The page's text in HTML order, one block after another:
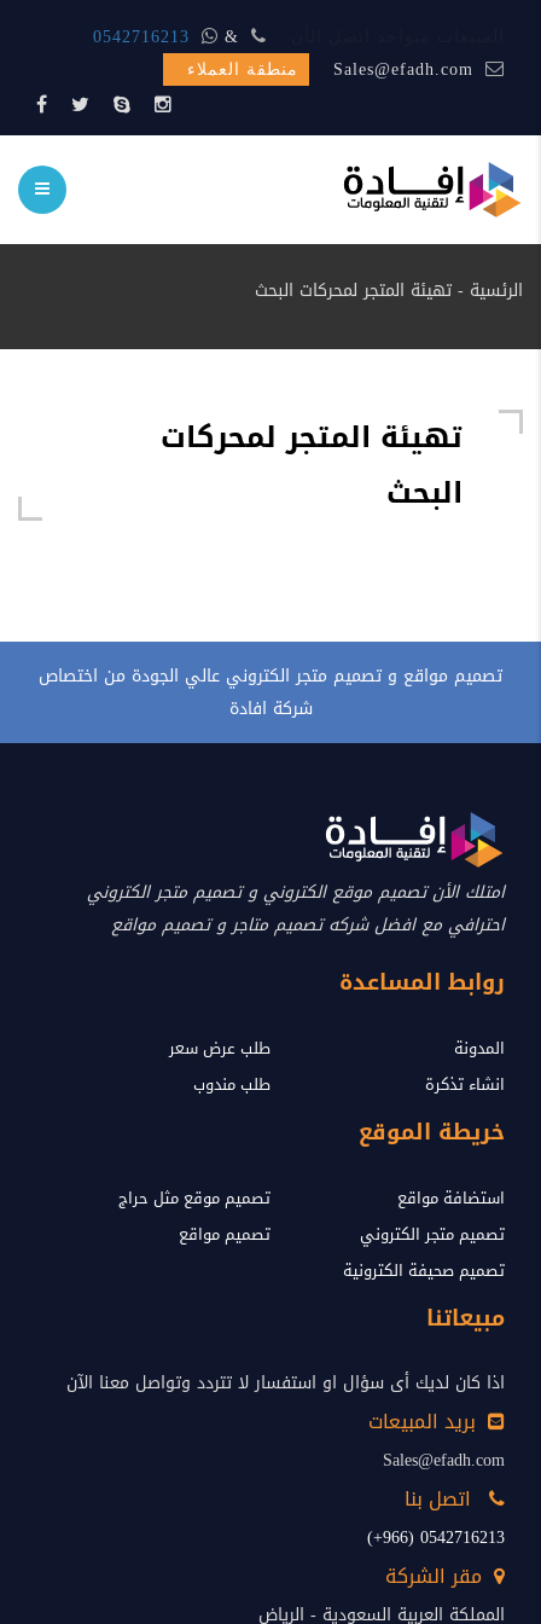
&
0542716213
منطقة العملاء
الرئسية -تهيئة المتجر لمحركات البحث
تهيئة المتجر لمحركات
البحث
تصميم مواقع و تصميم متجر الكتروني عالي الجودة من اختصاص
شركة افادة
امتلك الأن تصميم موقع الكتروني و تصميم متجر الكتروني
احترافي مع افضل شركه تصميم متاجر و تصميم مواقع
روابط المساعدة
المدونة
طلب عرض سعر
انشاء تذكرة
طلب مندوب
خريطة الموقع
استضافة مواقع
تصميم موقع مثل حراج
تصميم متجر الكتروني
تصميم مواقع
تصميم صحيفة الكترونية
مبيعاتنا
اذا كان لديك أى سؤال او استفسار لا تتردد وتواصل معنا الآن
بريد المبيعات
Sales@efadh.com
اتصل بنا
0542716213 (966+)
مقر الشركة
المملكة العربية السعودية - الرياض